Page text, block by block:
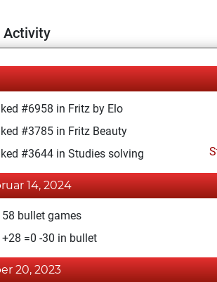
Activity
#6958 in Fritz by Elo
#3785 in Fritz Beauty
#3644 in Studies solving
14, 2024
bullet games
=0 -30 in bullet
20, 2023